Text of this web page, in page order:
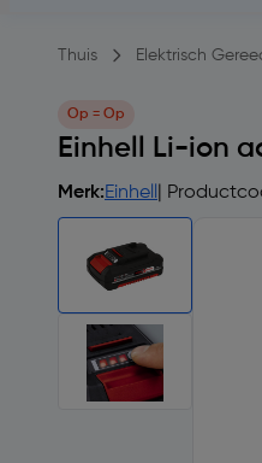
Thuis Elektrisch
Op = Op
Einhell Li-ion
Merk:Einhell |